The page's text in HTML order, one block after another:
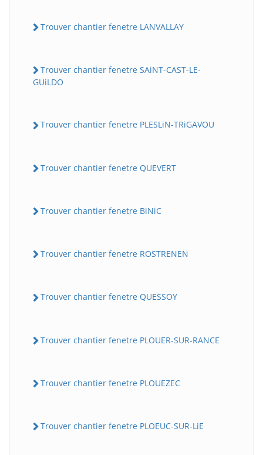
Trouver chantier fenetre LANVALLAY
Trouver chantier fenetre SAiNT-CAST-LE-
GUiLDO
Trouver chantier fenetre PLESLiN-TRiGAVOU
Trouver chantier fenetre QUEVERT
Trouver chantier fenetre BiNiC
Trouver chantier fenetre ROSTRENEN
Trouver chantier fenetre QUESSOY
Trouver chantier fenetre PLOUER-SUR-RANCE
Trouver chantier fenetre PLOUEZEC
Trouver chantier fenetre PLOEUC-SUR-LiE